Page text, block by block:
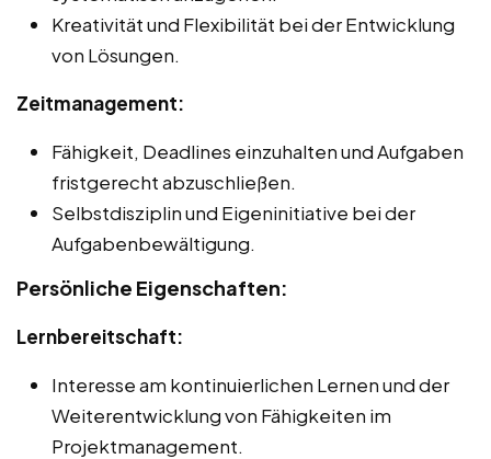
Kreativität und Flexibilität bei der Entwicklung
von Lösungen.
Zeitmanagement:
Fähigkeit, Deadlines einzuhalten und Aufgaben
fristgerecht abzuschließen.
Selbstdisziplin und Eigeninitiative bei der
Aufgabenbewältigung.
Persönliche Eigenschaften:
Lernbereitschaft:
Interesse am kontinuierlichen Lernen und der
Weiterentwicklung von Fähigkeiten im
Projektmanagement.